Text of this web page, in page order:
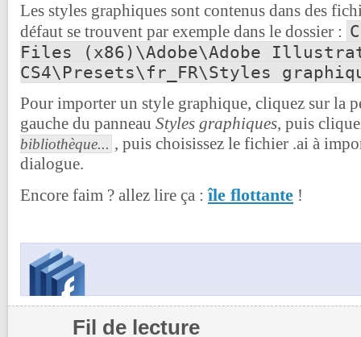
Les styles graphiques sont contenus dans des
défaut se trouvent par exemple dans le dossier :
Files (x86)\Adobe\Adobe
CS4\Presets\fr_FR\Styles
Pour importer un style graphique, cliquez sur la
gauche du panneau Styles graphiques, puis
bibliothèque... , puis choisissez le fichier .ai à
dialogue.
Encore faim ? allez lire ça :île flottante !
Fil de lecture